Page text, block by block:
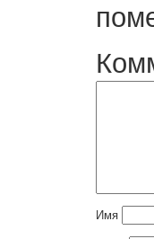
Имя